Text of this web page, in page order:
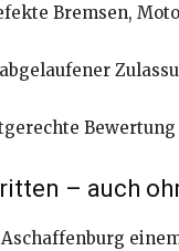
Bremsen,
– auch